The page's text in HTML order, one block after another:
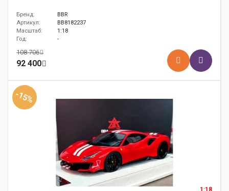
Бренд:
BBR
Артикул:
BB8182237
Масштаб:
1:18
Год:
-
108 706
92 400
-15%
1:18